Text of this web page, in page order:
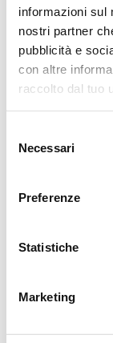
informazioni sul
nostri partner
pubblicità e
con altre
raccolto dal tuo
delNecessari
Preferenze
Statistiche
Marketing
Si ringraziano
Quattro Castella,
CONDIVIDI